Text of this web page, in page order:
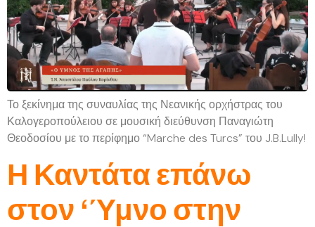
Το ξεκίνημα της συναυλίας της Νεανικής ορχήστρας του
Καλογεροπούλειου σε μουσική διεύθυνση Παναγιώτη
Θεοδοσίου με το περίφημο “Marche des Turcs” του J.B.Lully!
Η Καντάτα επάνω
στον ‘Ύμνο στην